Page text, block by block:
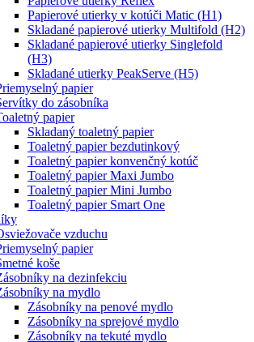
Papierové utierky v kotúči Matic (H1)
Skladané papierové utierky Multifold (H2)
Skladané papierové utierky Singlefold
(H3)
Skladané utierky PeakServe (H5)
papier
do zásobníka
papier
Skladaný toaletný papier
Toaletný papier bezdutinkový
Toaletný papier konvenčný kotúč
Toaletný papier Maxi Jumbo
Toaletný papier Mini Jumbo
Toaletný papier Smart One
vzduchu
papier
koše
na dezinfekciu
na mydlo
Zásobníky na penové mydlo
Zásobníky na sprejové mydlo
Zásobníky na tekuté mydlo